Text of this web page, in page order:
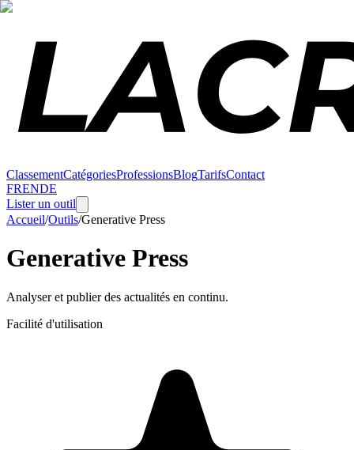
ClassementCatégoriesProfessionsBlogTarifsContact
FRENDE
Lister un outil
Accueil/Outils/Generative Press
Generative Press
Analyser et publier des actualités en continu.
Facilité d'utilisation